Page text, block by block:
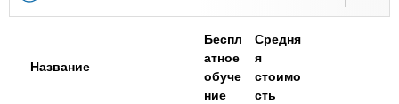
Название
Беспл
атное
обуче
ние
Средня
я
стоимо
сть